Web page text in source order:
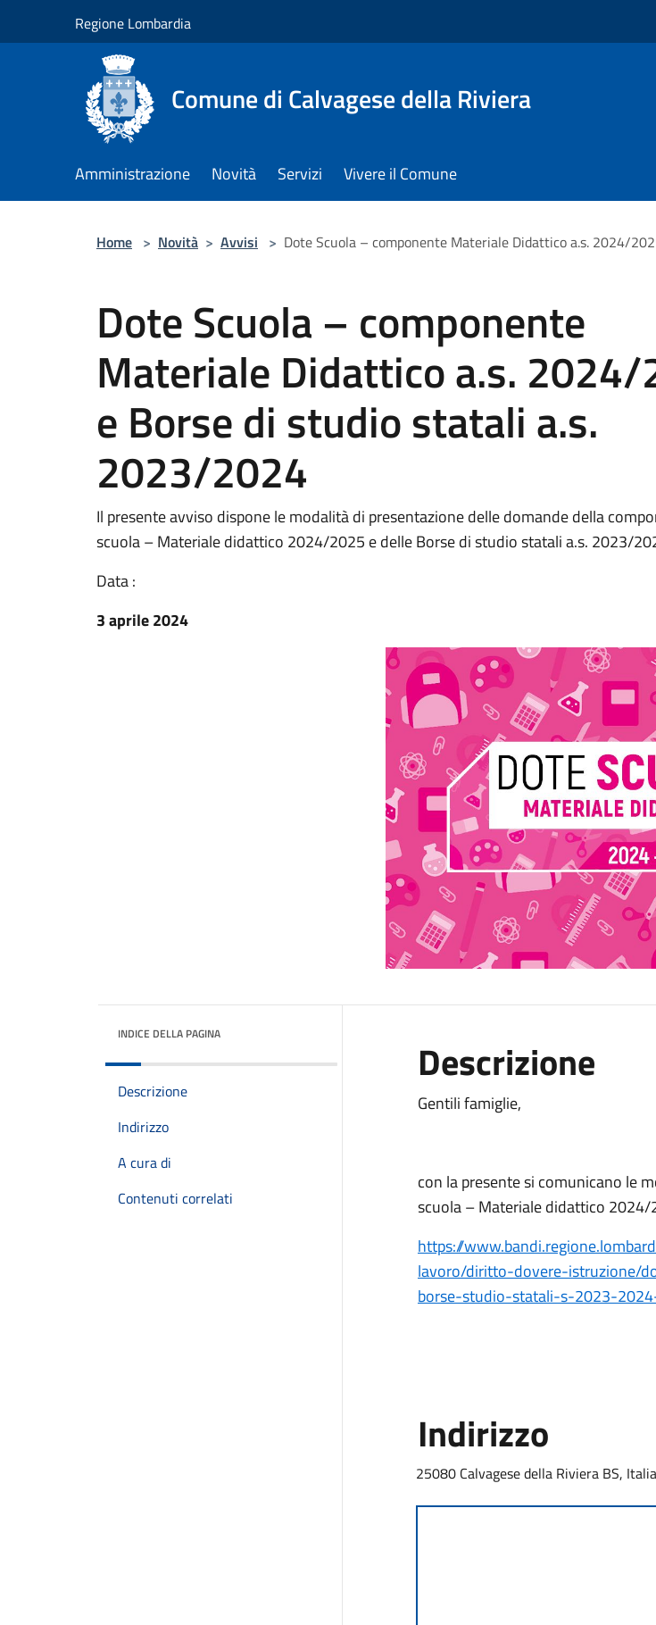
Regione Lombardia
Comune di Calvagese della Riviera
Amministrazione Novità Servizi Vivere il Comune
Home > Novità > Avvisi > Dote Scuola – componente Materiale Didattico a.s. 2024/
Dote Scuola – componente
Materiale Didattico a.s.
e Borse di studio statali a.s.
2023/2024
Il presente avviso dispone le modalità di presentazione delle domande della
scuola – Materiale didattico 2024/2025 e delle Borse di studio statali a.s. 2023/
Data :
3 aprile 2024
INDICE DELLA PAGINA
Descrizione
Indirizzo
A cura di
Contenuti correlati
Descrizione
Gentili famiglie,
con la presente si comunicano le
scuola – Materiale didattico
https://
lavoro/diritto-dovere-istruzione/
borse-studio-statali-s-2023-
Indirizzo
25080 Calvagese della Riviera BS, Italia